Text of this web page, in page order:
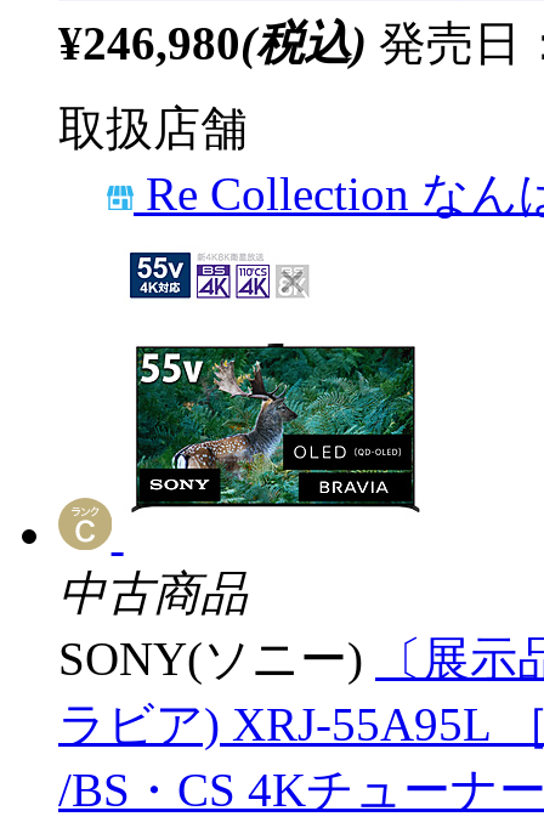
¥246,980(税込) 発売日
取扱店舗
Re Collection なん
中古商品
SONY(ソニー)
〔展
ラビア) XRJ-55A95L
/BS・CS 4Kチューナ